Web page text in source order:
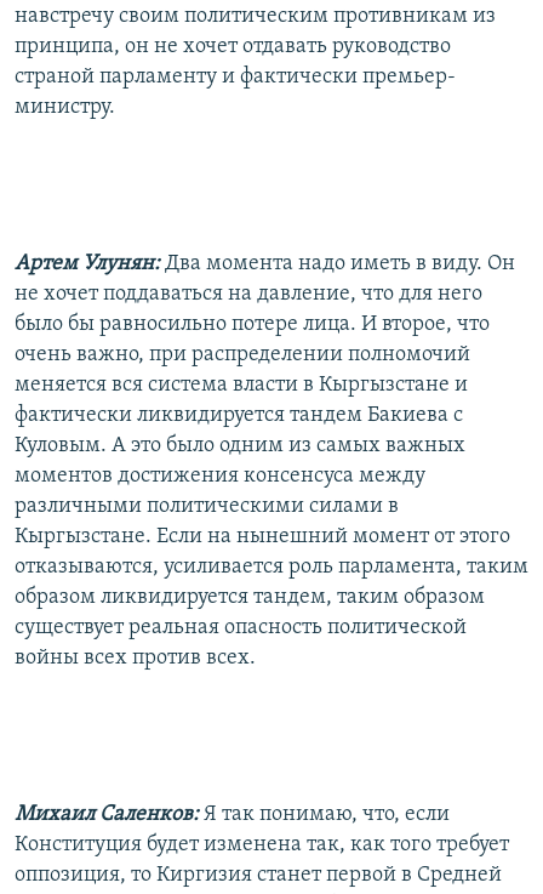
навстречу своим политическим противникам из
принципа, он не хочет отдавать руководство
страной парламенту и фактически премьер-
министру.
Артем Улунян: Два момента надо иметь в виду. Он
не хочет поддаваться на давление, что для него
было бы равносильно потере лица. И второе, что
очень важно, при распределении полномочий
меняется вся система власти в Кыргызстане и
фактически ликвидируется тандем Бакиева с
Куловым. А это было одним из самых важных
моментов достижения консенсуса между
различными политическими силами в
Кыргызстане. Если на нынешний момент от этого
отказываются, усиливается роль парламента, таким
образом ликвидируется тандем, таким образом
существует реальная опасность политической
войны всех против всех.
Михаил Саленков: Я так понимаю, что, если
Конституция будет изменена так, как того требует
оппозиция, то Киргизия станет первой в Средней